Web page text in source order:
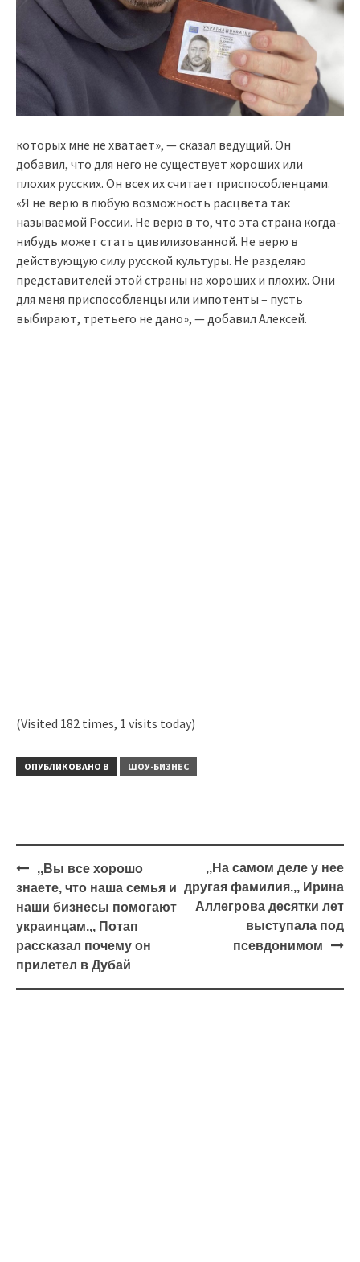
которых мне не хватает», — сказал ведущий. Он
добавил, что для него не существует хороших или
плохих русских. Он всех их считает приспособленцами.
«Я не верю в любую возможность расцвета так
называемой России. Не верю в то, что эта страна когда-
нибудь может стать цивилизованной. Не верю в
действующую силу русской культуры. Не разделяю
представителей этой страны на хороших и плохих. Они
для меня приспособленцы или импотенты – пусть
выбирают, третьего не дано», — добавил Алексей.
(Visited 182 times, 1 visits today)
ОПУБЛИКОВАНО В ШОУ-БИЗНЕС
Навигация
,,Вы все хорошо
знаете, что наша семья и
наши бизнесы помогают
украинцам.,, Потап
рассказал почему он
прилетел в Дубай
,,На самом деле у нее
другая фамилия.,, Ирина
Аллегрова десятки лет
выступала под
псевдонимом